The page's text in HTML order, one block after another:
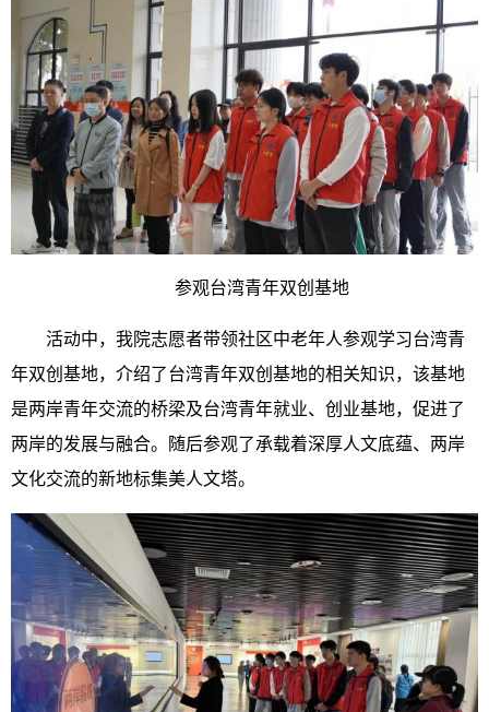
参观台湾青年双创基地
活动中，我院志愿者带领社区中老年人参观学习台湾青
年双创基地，介绍了台湾青年双创基地的相关知识，该基地
是两岸青年交流的桥梁及台湾青年就业、创业基地，促进了
两岸的发展与融合。随后参观了承载着深厚人文底蕴、两岸
文化交流的新地标集美人文塔。